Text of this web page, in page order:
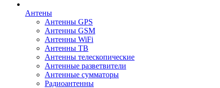
Антены
Антенны GPS
Антенны GSM
Антенны WiFi
Антенны ТВ
Антенны телескопические
Антенные разветвители
Антенные сумматоры
Радиоантенны